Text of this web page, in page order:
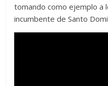
tomando como ejemplo a
incumbente de Santo